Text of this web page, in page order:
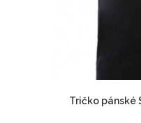
Tričko pánské